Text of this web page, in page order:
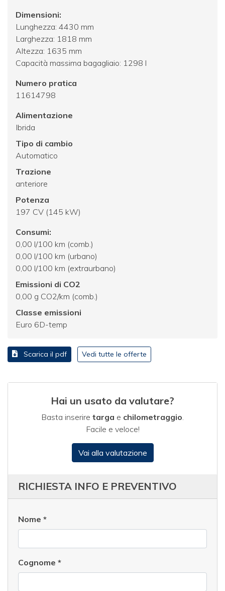
Dimensioni:
Lunghezza: 4430 mm
Larghezza: 1818 mm
Altezza: 1635 mm
Capacità massima bagagliaio: 1298 l
Numero pratica
11614798
Alimentazione
Ibrida
Tipo di cambio
Automatico
Trazione
anteriore
Potenza
197 CV (145 kW)
Consumi:
0,00 l/100 km (comb.)
0,00 l/100 km (urbano)
0,00 l/100 km (extraurbano)
Emissioni di CO2
0,00 g CO2/km (comb.)
Classe emissioni
Euro 6D-temp
Scarica il pdf Vedi tutte le offerte
Hai un usato da valutare?
Basta inserire targa e chilometraggio
Facile e veloce!
Vai alla valutazione
RICHIESTA INFO E PREVENTIVO
Nome *
Cognome *